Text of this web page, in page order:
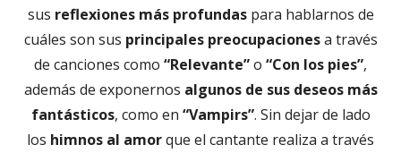
sus reflexiones más profundaspara hablarnos de
cuáles son sus principales preocupacionesa través
de canciones como “Relevante”o “Con los pies”,
además de exponernos algunos de sus deseos más
fantásticos, como en “Vampirs”. Sin dejar de lado
los himnos al amorque el cantante realiza a través